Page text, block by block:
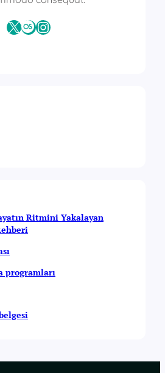
X Last.fmInstagram
Ritmini Yakalayan
programları